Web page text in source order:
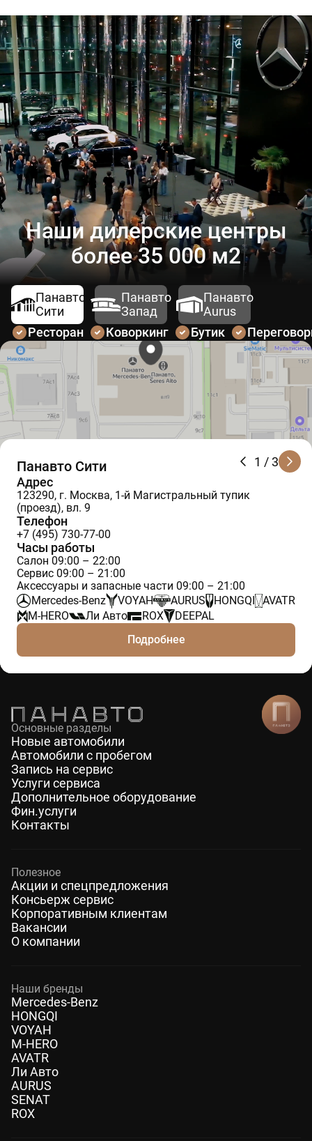
Наши дилерские центры
более 35 000 м2
Панавто
Сити
Панавто
Запад
Панавто
Aurus
Ресторан
Коворкинг Бутик
1 / 3
Панавто Сити
Адрес
123290, г. Москва, 1-й Магистральный тупик
(проезд), вл. 9
Телефон
+7 (495) 730-77-00
Часы работы
Салон 09:00 – 22:00
Сервис 09:00 – 21:00
Аксессуары и запасные части 09:00 – 21:00
Mercedes-Benz
VOYAH AURUS HONGQI
AVATR
M-HERO
Ли Авто ROX
DEEPAL
Подробнее
Основные разделы
Новые автомобили
Автомобили с пробегом
Запись на сервис
Услуги сервиса
Дополнительное оборудование
Фин.услуги
Контакты
Полезное
Акции и спецпредложения
Консьерж сервис
Корпоративным клиентам
Вакансии
О компании
Наши бренды
Mercedes-Benz
HONGQI
VOYAH
M-HERO
AVATR
Ли Авто
AURUS
SENAT
ROX